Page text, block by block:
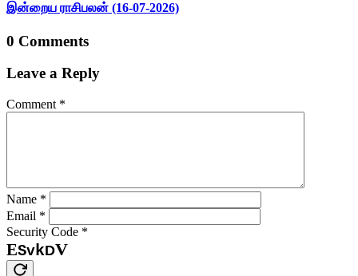
இன்றைய ராசிபலன் (16-07-2026)
0 Comments
Leave a Reply
Comment *
Name *
Email *
Security Code *
ESvkDV